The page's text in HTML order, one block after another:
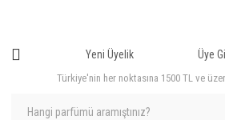
Türkiye'nin her noktasına 1500 TL ve
Yeni Üyelik Üye